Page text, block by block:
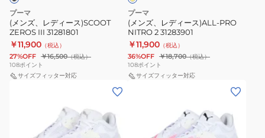
III
31281801
プーマ
(メンズ、レディース)SCOOT
ZEROS III 31281801
￥11,900 （税込）
27%OFF ￥16,500（税込）
108ポイント
サイズフィッター対応
NITRO
2
31283901
エ
ロ
ー
プーマ
(メンズ、レディース)ALL-PRO
NITRO 2 31283901
￥11,900 （税込）
36%OFF ￥18,700（税込）
108ポイント
サイズフィッター対応